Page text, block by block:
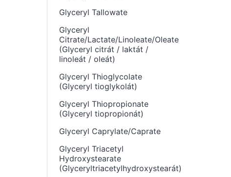
Glyceryl Tallowate
Glyceryl
Citrate/Lactate/Linoleate/Oleate
(Glyceryl citrát / laktát /
linoleát / oleát)
Glyceryl Thioglycolate
(Glyceryl tioglykolát)
Glyceryl Thiopropionate
(Glyceryl tiopropionát)
Glyceryl Caprylate/Caprate
Glyceryl Triacetyl
Hydroxystearate
(Glyceryltriacetylhydroxystearát)